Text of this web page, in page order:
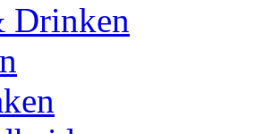
Drinken